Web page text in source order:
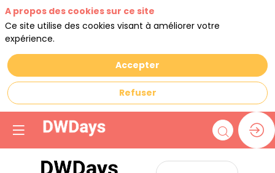
A propos des cookies sur ce site
Ce site utilise des cookies visant à améliorer votre
expérience.
Accepter
Refuser